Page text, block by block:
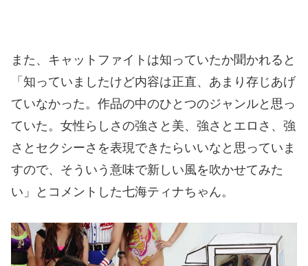
また、キャットファイトは知っていたか聞かれると
「知っていましたけど内容は正直、あまり存じあげ
ていなかった。作品の中のひとつのジャンルと思っ
ていた。女性らしさの強さと美、強さとエロさ、強
さとセクシーさを表現できたらいいなと思っていま
すので、そういう意味で新しい風を吹かせてみた
い」とコメントした七海ティナちゃん。